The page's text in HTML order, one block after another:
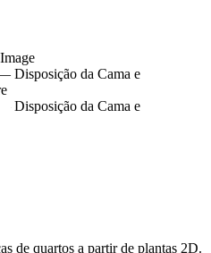
de quartos a partir de plantas 2D.